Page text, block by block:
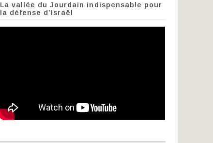
La vallée du Jourdain indispensable pour
la défense d’Israël